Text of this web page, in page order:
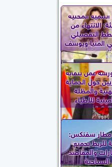
المحلية
الانتهاء من
التفصيلي
المنيا ويوسف
الصديق...
عمل بنقابة
حول الحماية
والمظلة
للأطباء
العاملين...
مطار سفنكس:
للربط بجميع
والمقاصد
السياحية